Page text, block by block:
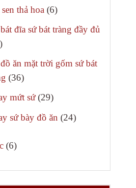
sản
thả hoa 66
phẩm
đĩa sứ bát tràng đầy đủ
28
sản
ăn mặt trời gốm sứ bát
3636
phẩm
mứt sứ 2929
phẩm
sứ bày đồ ăn 2424
66
phẩm